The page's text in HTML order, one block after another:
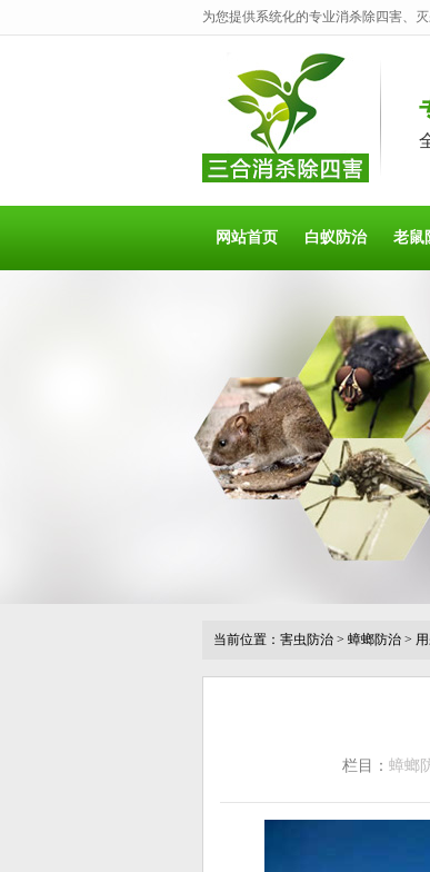
为您提供系统化的专业消杀除四害、
网站首页 白蚁防治 老鼠
当前位置： 害虫防治 > 蟑螂防治 >
栏目： 蟑螂